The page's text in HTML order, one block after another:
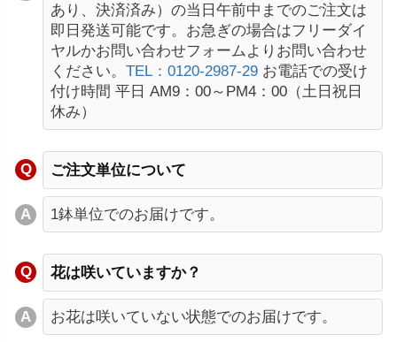
あり、決済済み）の当日午前中までのご注文は
即日発送可能です。お急ぎの場合はフリーダイ
ヤルかお問い合わせフォームよりお問い合わせ
ください。 TEL：0120-2987-29 お電話での受け
付け時間 平日 AM9：00～PM4：00（土日祝日
休み）
ご注文単位について
1鉢単位でのお届けです。
花は咲いていますか？
お花は咲いていない状態でのお届けです。